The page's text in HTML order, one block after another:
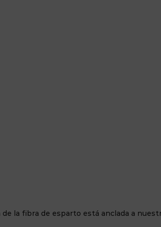
la fibra de esparto está anclada a